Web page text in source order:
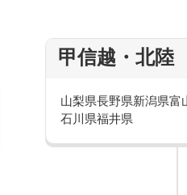
働きた
甲信越・北陸
山梨県長野県新潟県富
石川県福井県
派遣・アルバ